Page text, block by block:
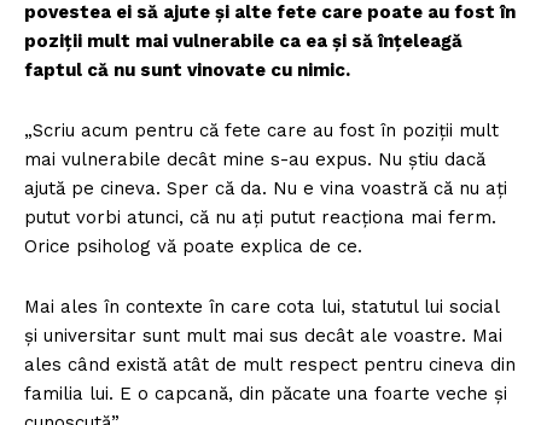
povestea ei să ajute și alte fete care poate au fost în
poziții mult mai vulnerabile ca ea și să înțeleagă
faptul că nu sunt vinovate cu nimic.
„Scriu acum pentru că fete care au fost în poziții mult
mai vulnerabile decât mine s-au expus. Nu știu dacă
ajută pe cineva. Sper că da. Nu e vina voastră că nu ați
putut vorbi atunci, că nu ați putut reacționa mai ferm.
Orice psiholog vă poate explica de ce.
Mai ales în contexte în care cota lui, statutul lui social
și universitar sunt mult mai sus decât ale voastre. Mai
ales când există atât de mult respect pentru cineva din
familia lui. E o capcană, din păcate una foarte veche și